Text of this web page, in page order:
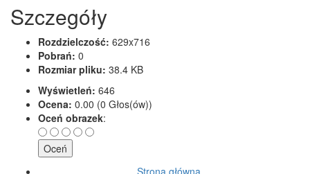
Szczegóły
Rozdzielczość: 629x716
Pobrań: 0
Rozmiar pliku: 38.4 KB
Wyświetleń: 646
Ocena: 0.00 (0 Głos(ów))
Oceń obrazek:
Strona główna